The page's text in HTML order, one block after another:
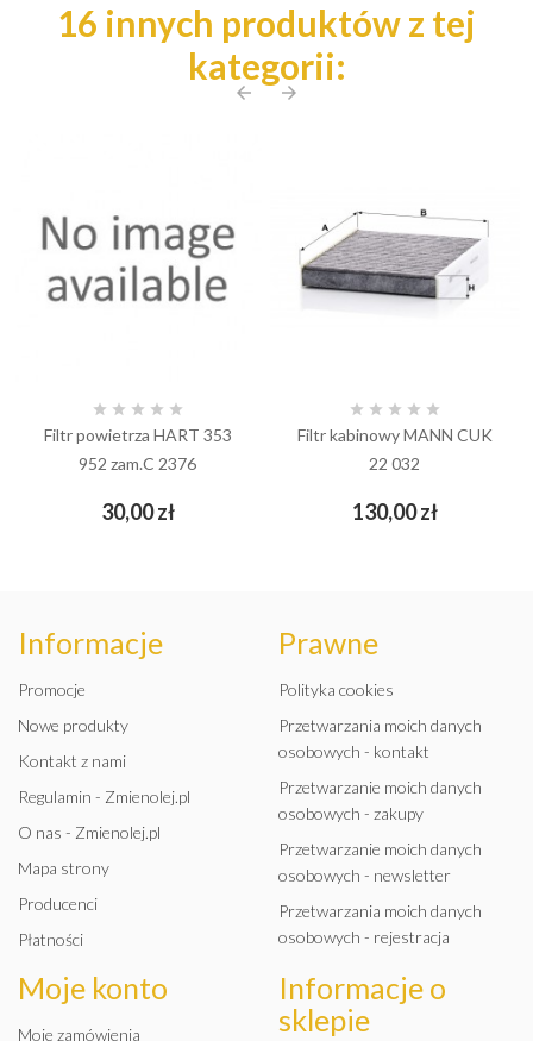
16 innych produktów z tej
kategorii:
arrow_back arrow_forward
    
Filtr powietrza HART 353
952 zam.C 2376
30,00 złCena
    
Filtr kabinowy MANN CUK
22 032
130,00 złCena
Informacje
Promocje
Nowe produkty
Kontakt z nami
Regulamin - Zmienolej.pl
O nas - Zmienolej.pl
Mapa strony
Producenci
Płatności
Prawne
Polityka cookies
Przetwarzania moich danych
osobowych - kontakt
Przetwarzanie moich danych
osobowych - zakupy
Przetwarzanie moich danych
osobowych - newsletter
Przetwarzania moich danych
osobowych - rejestracja
Moje konto
Moje zamówienia
Informacje o
sklepie